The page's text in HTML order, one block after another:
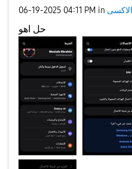
‎06-19-2025 04:11 PM in
حل اهو